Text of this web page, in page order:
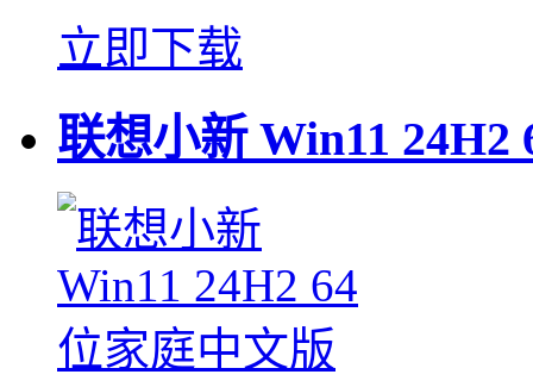
立即下载
联想小新 Win11 24H2